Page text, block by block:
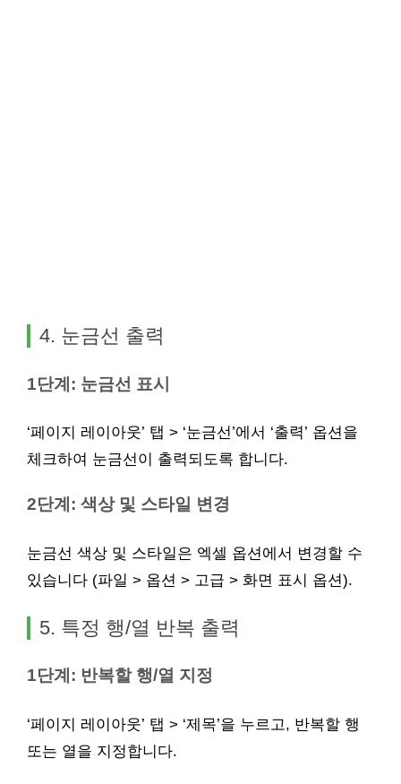
4. 눈금선 출력
1단계: 눈금선 표시
‘페이지 레이아웃’ 탭 > ‘눈금선’에서 ‘출력’ 옵션을
체크하여 눈금선이 출력되도록 합니다.
2단계: 색상 및 스타일 변경
눈금선 색상 및 스타일은 엑셀 옵션에서 변경할 수
있습니다 (파일 > 옵션 > 고급 > 화면 표시 옵션).
5. 특정 행/열 반복 출력
1단계: 반복할 행/열 지정
‘페이지 레이아웃’ 탭 > ‘제목’을 누르고, 반복할 행
또는 열을 지정합니다.